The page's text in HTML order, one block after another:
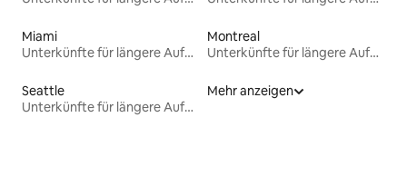
Miami
Unterkünfte für längere Aufenthalte
Montreal
Unterkünfte für längere Aufenthalte
Seattle
Unterkünfte für längere Aufenthalte
Mehr anzeigen